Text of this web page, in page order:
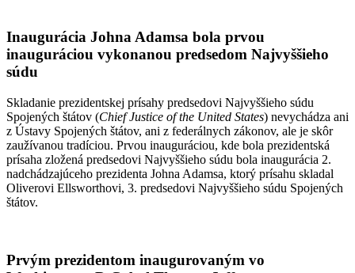
Inaugurácia Johna Adamsa bola prvou
inauguráciou vykonanou predsedom Najvyššieho
súdu
Skladanie prezidentskej prísahy predsedovi Najvyššieho súdu
Spojených štátov (Chief Justice of the United States) nevychádza ani
z Ústavy Spojených štátov, ani z federálnych zákonov, ale je skôr
zaužívanou tradíciou. Prvou inauguráciou, kde bola prezidentská
prísaha zložená predsedovi Najvyššieho súdu bola inaugurácia 2.
nadchádzajúceho prezidenta Johna Adamsa, ktorý prísahu skladal
Oliverovi Ellsworthovi, 3. predsedovi Najvyššieho súdu Spojených
štátov.
Prvým prezidentom inaugurovaným vo